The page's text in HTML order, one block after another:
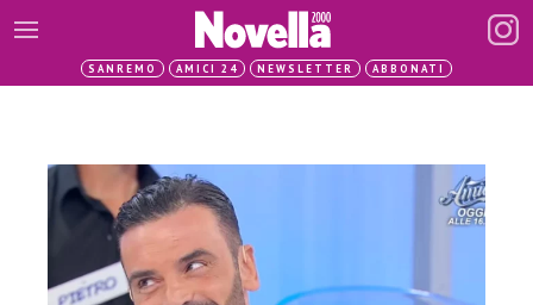
SANREMO AMICI 24 NEWSLETTER ABBONATI